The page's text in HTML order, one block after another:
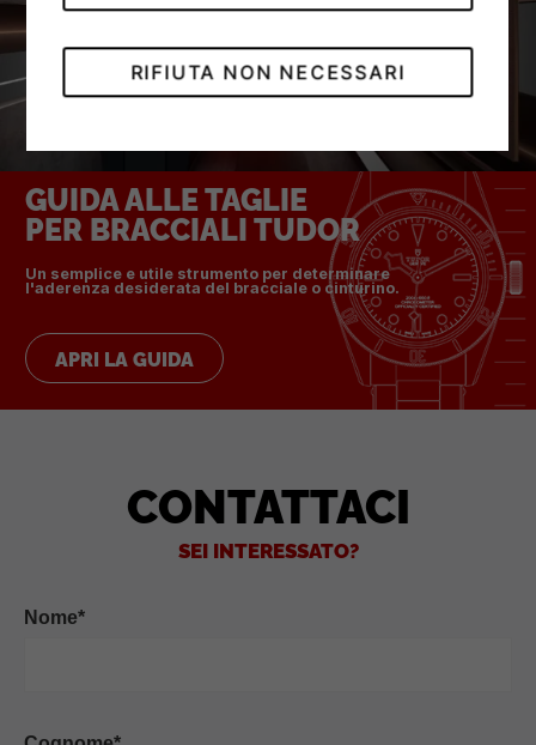
GUIDA ALLE TAGLIE
PER BRACCIALI TUDOR
Un semplice e utile strumento per determinare
l'aderenza desiderata del bracciale o cinturino.
APRI LA GUIDA
CONTATTACI
SEI INTERESSATO?
Nome*
RIFIUTA NON NECESSARI